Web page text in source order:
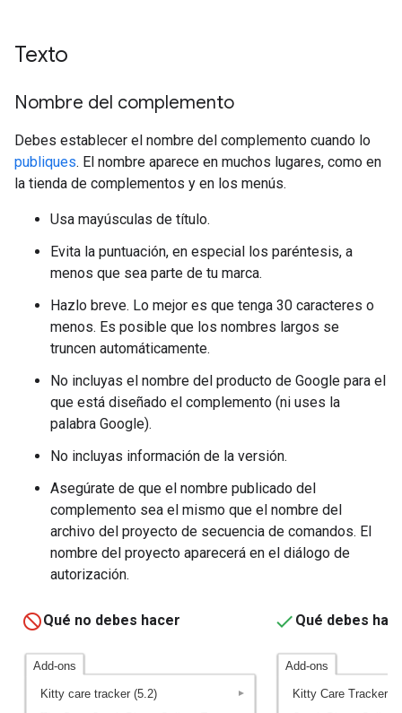
Texto
Nombre del complemento
Debes establecer el nombre del complemento cuando lo
publiques. El nombre aparece en muchos lugares, como en
la tienda de complementos y en los menús.
Usa mayúsculas de título.
Evita la puntuación, en especial los paréntesis, a
menos que sea parte de tu marca.
Hazlo breve. Lo mejor es que tenga 30 caracteres o
menos. Es posible que los nombres largos se
truncen automáticamente.
No incluyas el nombre del producto de Google para el
que está diseñado el complemento (ni uses la
palabra Google).
No incluyas información de la versión.
Asegúrate de que el nombre publicado del
complemento sea el mismo que el nombre del
archivo del proyecto de secuencia de comandos. El
nombre del proyecto aparecerá en el diálogo de
autorización.
Qué no debes hacer Qué debes